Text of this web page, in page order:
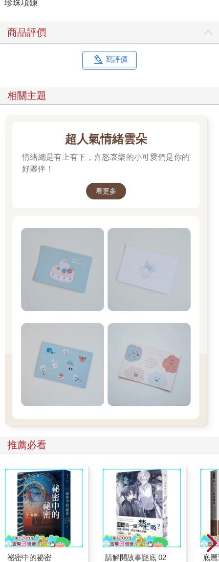
珍珠項鍊
商品評價
寫評價
相關主題
超人氣情緒雲朵
情緒總是有上有下，喜怒哀樂的小可愛們是你的
好夥伴！
看更多
推薦必看
祕密中的祕密 請解開故事謎底 02
底